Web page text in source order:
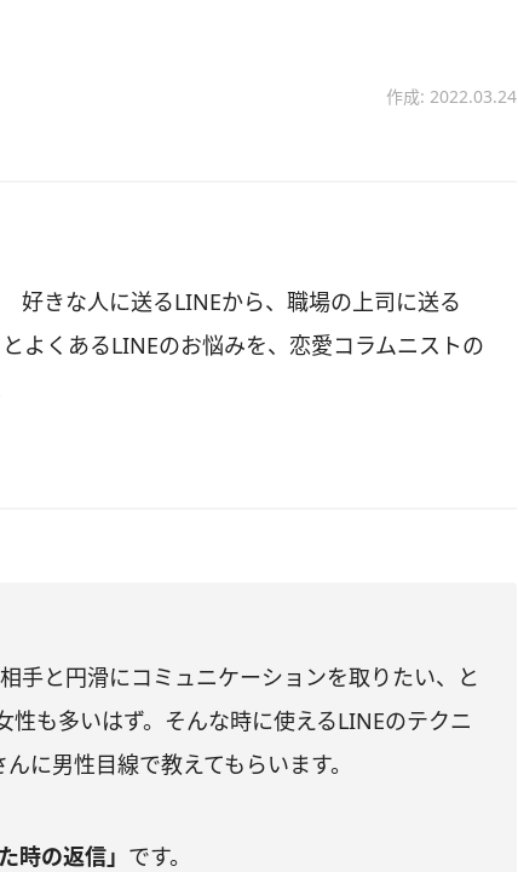
作成: 2022.03.24
きな人に送るLINEから、職場の上司に送る
よくあるLINEのお悩みを、恋愛コラムニストの
手と円滑にコミュニケーションを取りたい、と
性も多いはず。そんな時に使えるLINEのテクニ
に男性目線で教えてもらいます。
時の返信」 です。